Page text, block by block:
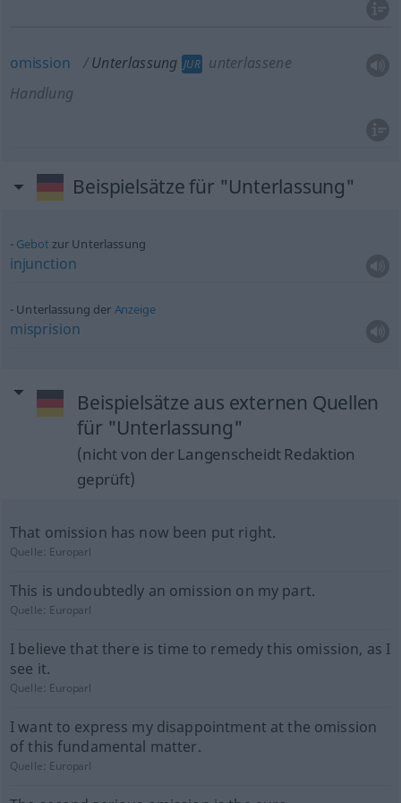
omission Unterlassung JUR unterlassene
Handlung
Beispielsätze für "Unterlassung"
Gebot zur Unterlassung
injunction
Unterlassung der Anzeige
misprision
Beispielsätze aus externen Quellen
für "Unterlassung"
(nicht von der Langenscheidt Redaktion
geprüft)
That omission has now been put right.
Quelle: Europarl
This is undoubtedly an omission on my part.
Quelle: Europarl
I believe that there is time to remedy this omission, as I
see it.
Quelle: Europarl
I want to express my disappointment at the omission
of this fundamental matter.
Quelle: Europarl